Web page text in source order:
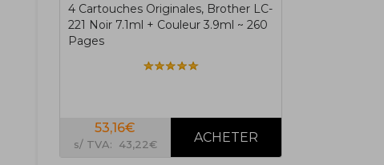
4 Cartouches Originales, Brother LC-
221 Noir 7.1ml + Couleur 3.9ml ~ 260
Pages
53,16€
s/ TVA: 43,22€